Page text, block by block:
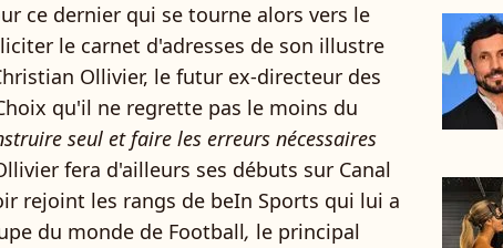
ce dernier qui se tourne alors vers le
le carnet d'adresses de son illustre
Ollivier, le futur ex-directeur des
qu'il ne regrette pas le moins du
seul et faire les erreurs nécessaires
fera d'ailleurs ses débuts sur Canal
rejoint les rangs de beIn Sports qui lui a
du monde de Football, le principal